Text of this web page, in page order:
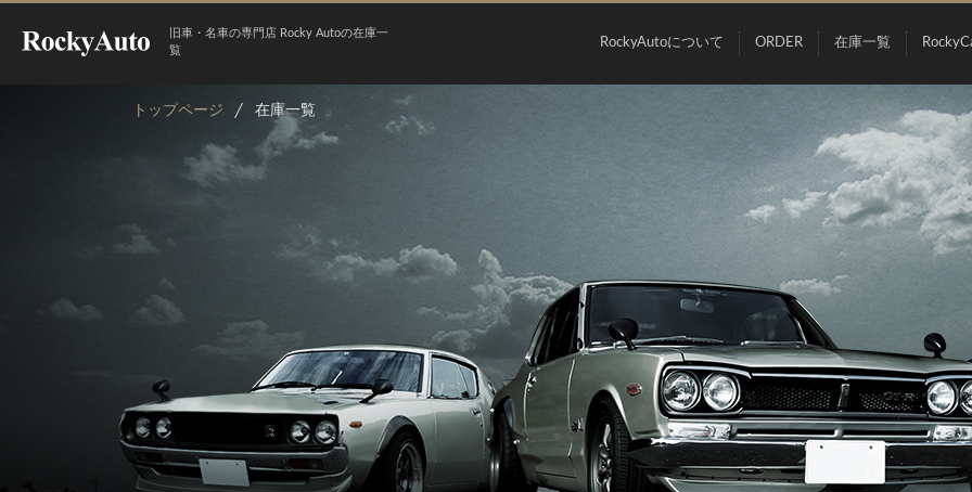
旧車・名車の専門店 Rocky Autoの在庫一
覧
RockyAutoについて ORDER 在庫一覧
トップページ 在庫一覧